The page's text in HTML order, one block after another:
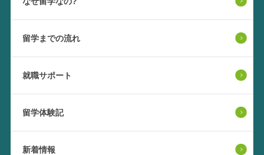
留学までの流れ
就職サポート
留学体験記
新着情報